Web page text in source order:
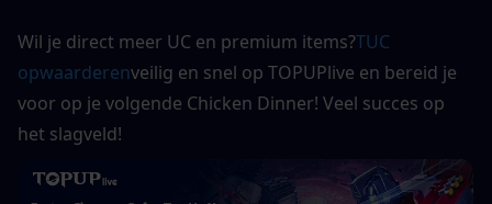
Wil je direct meer UC en premium items?TUC
opwaarderenveilig en snel op TOPUPlive en bereid je
voor op je volgende Chicken Dinner! Veel succes op
het slagveld!